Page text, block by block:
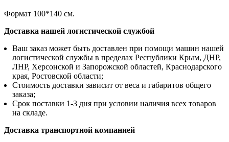
Формат 100*140 см.​
Доставка нашей логистической службой
Ваш заказ может быть доставлен при помощи машин нашей
логистической службы в пределах Республики Крым, ДНР,
ЛНР, Херсонской и Запорожской областей, Краснодарского
края, Ростовской области;
Стоимость доставки зависит от веса и габаритов общего
заказа;
Срок поставки 1-3 дня при условии наличия всех товаров
на складе.
Доставка транспортной компанией